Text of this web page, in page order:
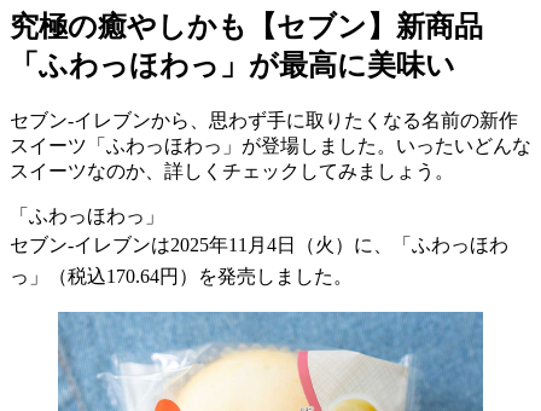
究極の癒やしかも【セブン】新商品
「ふわっほわっ」が最高に美味い
セブン-イレブンから、思わず手に取りたくなる名前の新作
スイーツ「ふわっほわっ」が登場しました。いったいどんな
スイーツなのか、詳しくチェックしてみましょう。
「ふわっほわっ」
セブン-イレブンは2025年11月4日（火）に、「ふわっほわ
っ」（税込170.64円）を発売しました。